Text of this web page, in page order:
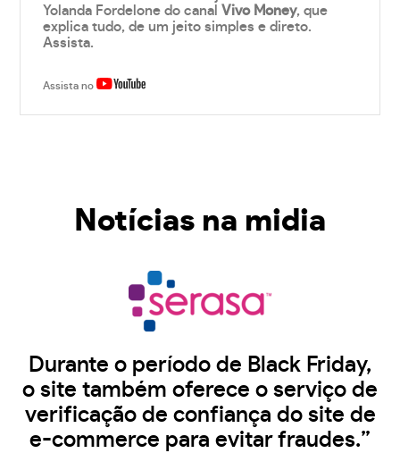
Yolanda Fordelone do canalVivo Money, que
explica tudo, de um jeito simples e direto.
Assista.
Assista no
Notícias na midia
Durante o período de Black Friday,
o site também oferece o serviço de
verificação de confiança do site de
e-commerce para evitar fraudes.”